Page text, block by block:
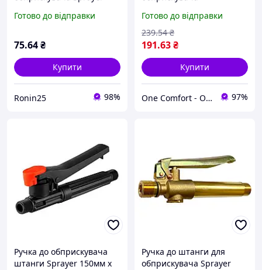
(AT-905)
Готово до відправки
75.64₴
Купити
Ronin25 98%
12В x 1.2A
Готово до відправки
191.63₴
239.54 ₴
Купити
One Comfort - Один комфорт 97%
Ручка до обприскувача
штанги Sprayer 150мм x
Ручка до штанги для
обприскувача Sprayer